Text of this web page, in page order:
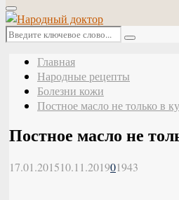
Основное
меню
Искать:
Поиск
Главная
Народные рецепты
Болезни кожи
Постное масло не только в
Постное масло не
17.01.201510.11.201901943